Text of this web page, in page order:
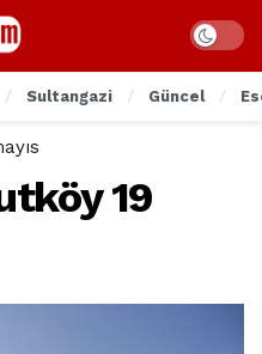
Sultangazi Güncel
19